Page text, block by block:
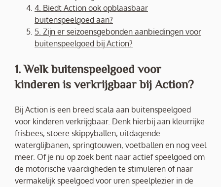
4. Biedt Action ook opblaasbaar
buitenspeelgoed aan?
5. Zijn er seizoensgebonden aanbiedingen voor
buitenspeelgoed bij Action?
1. Welk buitenspeelgoed voor
kinderen is verkrijgbaar bij Action?
Bij Action is een breed scala aan buitenspeelgoed
voor kinderen verkrijgbaar. Denk hierbij aan kleurrijke
frisbees, stoere skippyballen, uitdagende
waterglijbanen, springtouwen, voetballen en nog veel
meer. Of je nu op zoek bent naar actief speelgoed om
de motorische vaardigheden te stimuleren of naar
vermakelijk speelgoed voor uren speelplezier in de